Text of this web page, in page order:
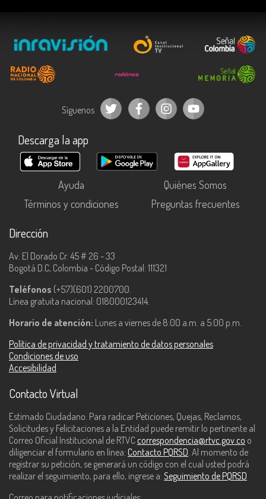
Síguenos
Descarga la app
Ayuda
Quiénes Somos
Términos y condiciones
Preguntas frecuentes
Dirección
Av. El Dorado Cr. 45 # 26 - 33
Bogotá D.C, Colombia - Código Postal: 111321
Teléfonos (+57)(601) 2200700.
Línea gratuita nacional: 018000123414.
Horario de atención: Lunes a viernes de 8:00 a.m. a 5:00 p.m.
Política de privacidad y tratamiento de datos personales
Condiciones de uso
Accesibilidad
Contacto Virtual
Estimado Ciudadano: Para radicar Peticiones, Quejas, Reclamos,
Solicitudes y Felicitaciones a la Entidad puede remitir lo pertinente al
Correo Oficial Institucional de RTVC correspondencia@rtvc.gov.co o
diligenciar el formulario en línea: Contacto PQRSD. Al momento de
registrar su petición, se generará un código con el cual usted podrá
realizar el seguimiento, para ello, ingrese a: Seguimiento de PQRSD